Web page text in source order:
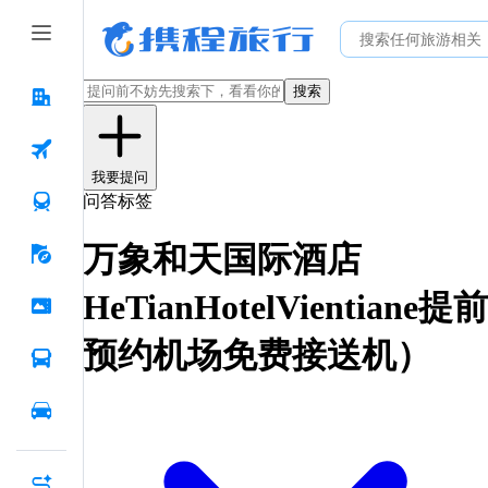
搜索
我要提问
问答标签
万象和天国际酒店
HeTianHotelVientiane提前
预约机场免费接送机）